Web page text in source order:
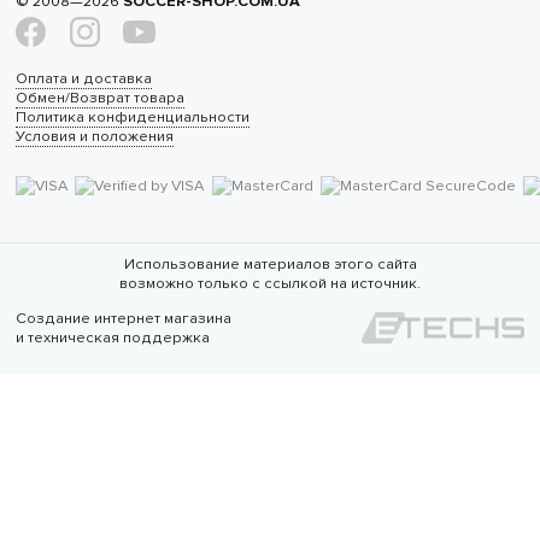
Оплата и доставка
Обмен/Возврат товара
Политика конфиденциальности
Условия и положения
Использование материалов этого сайта
возможно только с ссылкой на источник.
Создание интернет магазина
и техническая поддержка